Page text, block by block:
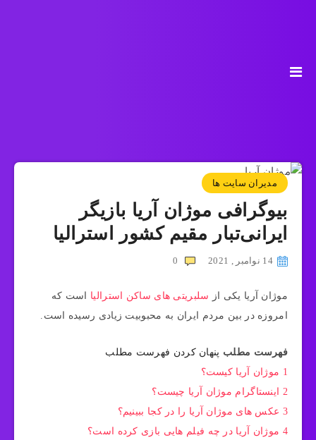
مدیران سایت ها
بیوگرافی موژان آریا بازیگر
ایرانی‌تبار مقیم کشور استرالیا
14 نوامبر , 2021 0
موژان آریا یکی از سلبریتی های ساکن استرالیا است که
امروزه در بین مردم ایران به محبوبیت زیادی رسیده است.
فهرست مطلب پنهان کردن فهرست مطلب
1 موژان آریا کیست؟
2
اینستاگرام موژان آریا چیست؟
3 عکس های موژان آریا را در کجا ببینیم؟
4 موژان آریا در چه فیلم هایی بازی کرده است؟